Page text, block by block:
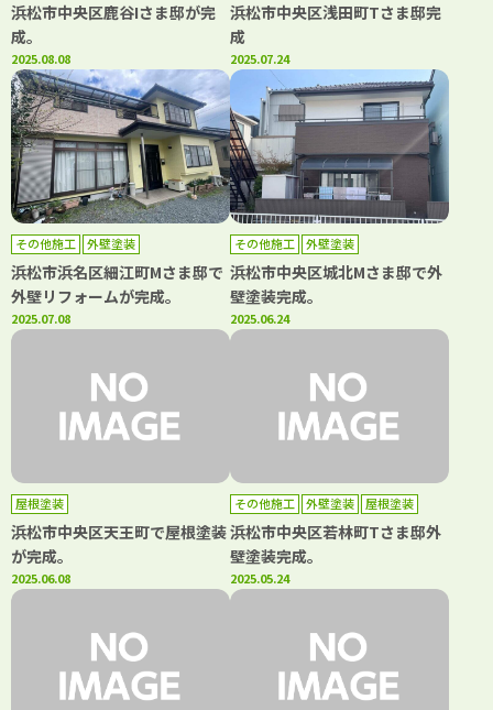
浜松市中央区鹿谷Iさま邸が完
成。
2025.08.08
浜松市中央区浅田町Tさま邸完
成
2025.07.24
その他施工 外壁塗装
浜松市浜名区細江町Mさま邸で
外壁リフォームが完成。
2025.07.08
その他施工 外壁塗装
浜松市中央区城北Mさま邸で外
壁塗装完成。
2025.06.24
屋根塗装
浜松市中央区天王町で屋根塗装
が完成。
2025.06.08
その他施工 外壁塗装 屋根塗装
浜松市中央区若林町Tさま邸外
壁塗装完成。
2025.05.24